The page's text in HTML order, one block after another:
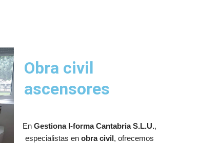
Obra civil
ascensores
EnGestiona I-forma Cantabria S.L.U.,
especialistas enobra civil, ofrecemos